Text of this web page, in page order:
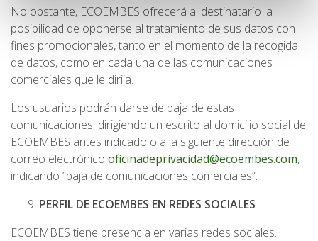
No obstante, ECOEMBES ofrecerá al destinatario la
posibilidad de oponerse al tratamiento de sus datos con
fines promocionales, tanto en el momento de la recogida
de datos, como en cada una de las comunicaciones
comerciales que le dirija.
Los usuarios podrán darse de baja de estas
comunicaciones, dirigiendo un escrito al domicilio social de
ECOEMBES antes indicado o a la siguiente dirección de
correo electrónico oficinadeprivacidad@ecoembes.com,
indicando “baja de comunicaciones comerciales”.
PERFIL DE ECOEMBES EN REDES SOCIALES
ECOEMBES tiene presencia en varias redes sociales.